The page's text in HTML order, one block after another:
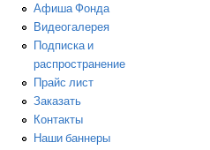
Афиша Фонда
Видеогалерея
Подписка и
распространение
Прайс лист
Заказать
Контакты
Наши баннеры